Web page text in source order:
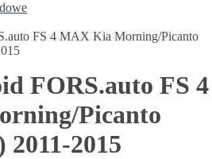
FS 4 MAX Kia Morning/Picanto
FORS.auto FS 4
Picanto
2015